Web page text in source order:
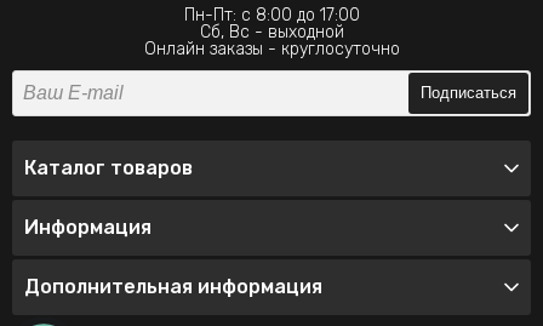
Пн-Пт: с 8:00 до 17:00
Сб, Вс - выходной
Онлайн заказы - круглосуточно
Подписаться
Каталог товаров
Информация
Дополнительная информация